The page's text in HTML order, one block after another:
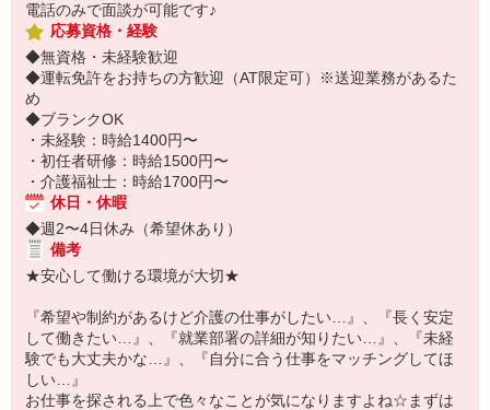
電話のみで面談が可能です♪
応募資格・経験
◆無資格・未経験歓迎
◆運転免許をお持ちの方歓迎（AT限定可）※送迎業務があるた
め
◆ブランクOK
・未経験：時給1400円〜
・初任者研修：時給1500円〜
・介護福祉士：時給1700円〜
休日・休暇
◆週2〜4日休み（希望休あり）
備考
★安心して働ける環境が大切★
『希望や制約があるけど介護の仕事がしたい…』、『長く安定
して働きたい…』、『就業部署の詳細が知りたい…』、『未経
験でも大丈夫かな…』、『自分に合う仕事をマッチングしてほ
しい…』
お仕事を探される上で色々なことが気になりますよね☆まずは